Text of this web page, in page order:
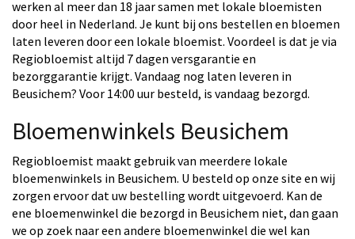
werken al meer dan 18 jaar samen met lokale bloemisten
door heel in Nederland. Je kunt bij ons bestellen en bloemen
laten leveren door een lokale bloemist. Voordeel is dat je via
Regiobloemist altijd 7 dagen versgarantie en
bezorggarantie krijgt. Vandaag nog laten leveren in
Beusichem? Voor 14:00 uur besteld, is vandaag bezorgd.
Bloemenwinkels Beusichem
Regiobloemist maakt gebruik van meerdere lokale
bloemenwinkels in Beusichem. U besteld op onze site en wij
zorgen ervoor dat uw bestelling wordt uitgevoerd. Kan de
ene bloemenwinkel die bezorgd in Beusichem niet, dan gaan
we op zoek naar een andere bloemenwinkel die wel kan